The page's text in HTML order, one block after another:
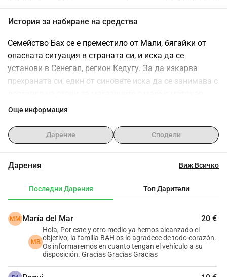
История за набиране на средства
Семейство Бах се е преместило от Мали, бягайки от
опасната ситуация в страната си, и иска да се
установи в Сенегал, регион Кедугу. За да изкарва
прехраната си, един от синовете иска да се занимава с
Той трябва да събере достатъчно средства за
прехраната си и да се установи с семейството си в
Сенегал. Цената му е 1.300.000 сенегалски франка,
Още информация
Дарение Сподели
Дарения Виж Всичко
Последни Дарения Топ Дарители
MM María del Mar 20 €
MB
Hola, Por este y otro medio ya hemos alcanzado el
objetivo, la familia BAH os lo agradece de todo corazón.
Os informaremos en cuanto tengan el vehículo a su
disposición. Gracias Gracias Gracias